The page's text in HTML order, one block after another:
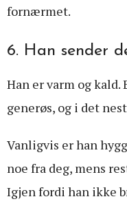
fornærmet.
6. Han sender
Han er varm og
generøs, og i det
Vanligvis er han
noe fra deg, mens
Igjen fordi han ikke